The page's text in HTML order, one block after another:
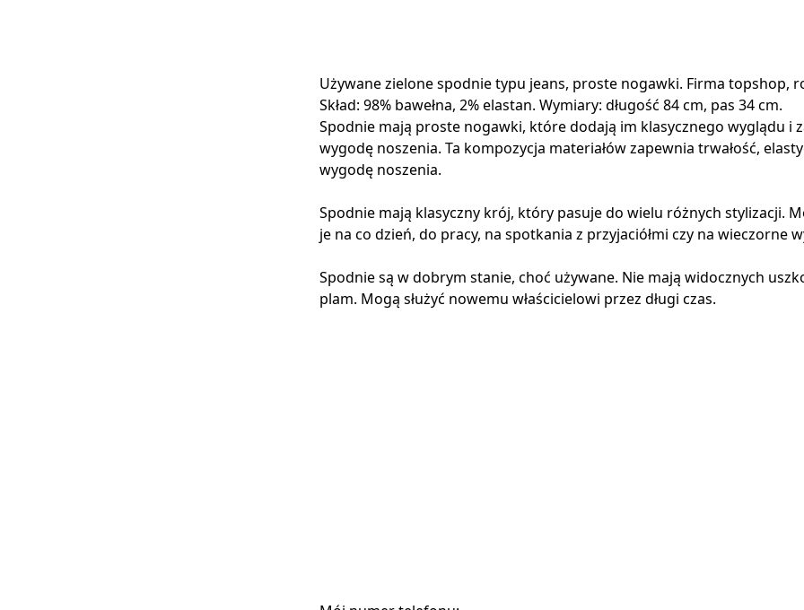
Używane zielone spodnie typu jeans, proste nogawki. Firma topshop,
Skład: 98% bawełna, 2% elastan. Wymiary: długość 84 cm, pas 34 cm.
Spodnie mają proste nogawki, które dodają im klasycznego wyglądu i
wygodę noszenia. Ta kompozycja materiałów zapewnia trwałość,
wygodę noszenia.
Spodnie mają klasyczny krój, który pasuje do wielu różnych stylizacji.
je na co dzień, do pracy, na spotkania z przyjaciółmi czy na wieczorne
Spodnie są w dobrym stanie, choć używane. Nie mają widocznych
plam. Mogą służyć nowemu właścicielowi przez długi czas.